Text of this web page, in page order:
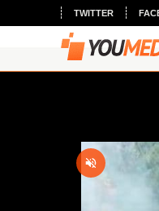
TWITTER